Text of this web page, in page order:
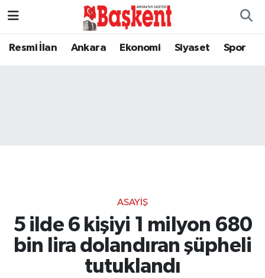
Resmi İlan Ankara Ekonomi Siyaset Spor
ASAYIŞ
5 ilde 6 kişiyi 1 milyon 680
bin lira dolandıran şüpheli
tutuklandı